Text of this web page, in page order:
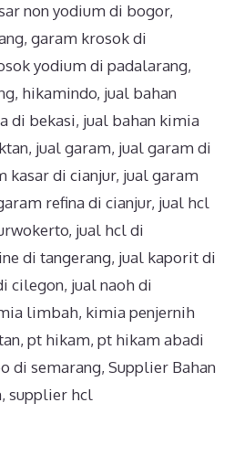
non yodium di bogor,
, garam krosok di
yodium di padalarang,
, hikamindo, jual bahan
di bekasi, jual bahan kimia
, jual garam, jual garam di
kasar di cianjur, jual garam
refina di cianjur, jual hcl
, jual hcl di
di tangerang, jual kaporit di
cilegon, jual naoh di
limbah, kimia penjernih
, pt hikam, pt hikam abadi
di semarang, Supplier Bahan
, supplier hcl